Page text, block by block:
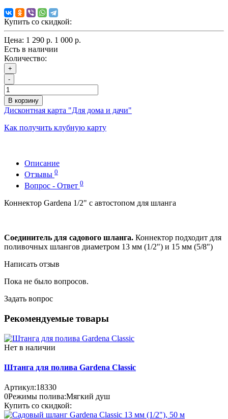
Купить со скидкой:
Цена: 1 290 р. 1 000 р.
Есть в наличии
Количество:
+
-
В корзину
Дисконтная карта "Для дома и дачи"
Как получить клубную карту
Описание
Отзывы 0
Вопрос - Ответ 0
Коннектор Gardena 1/2" с автостопом для шланга
Соединитель для садового шланга. Коннектор подходит для
поливочных шлангов диаметром 13 мм (1/2") и 15 мм (5/8")
Написать отзыв
Пока не было вопросов.
Задать вопрос
Рекомендуемые товары
Нет в наличии
Штанга для полива Gardena Classic
Артикул:18330
0Режимы полива:Мягкий душ
Купить со скидкой: